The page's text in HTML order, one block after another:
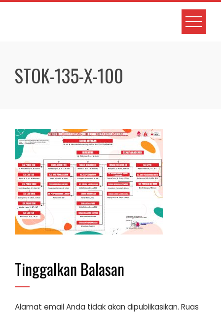
Skip
STOK-135-X-100
Tinggalkan Balasan
Alamat email Anda tidak akan dipublikasikan. Ruas